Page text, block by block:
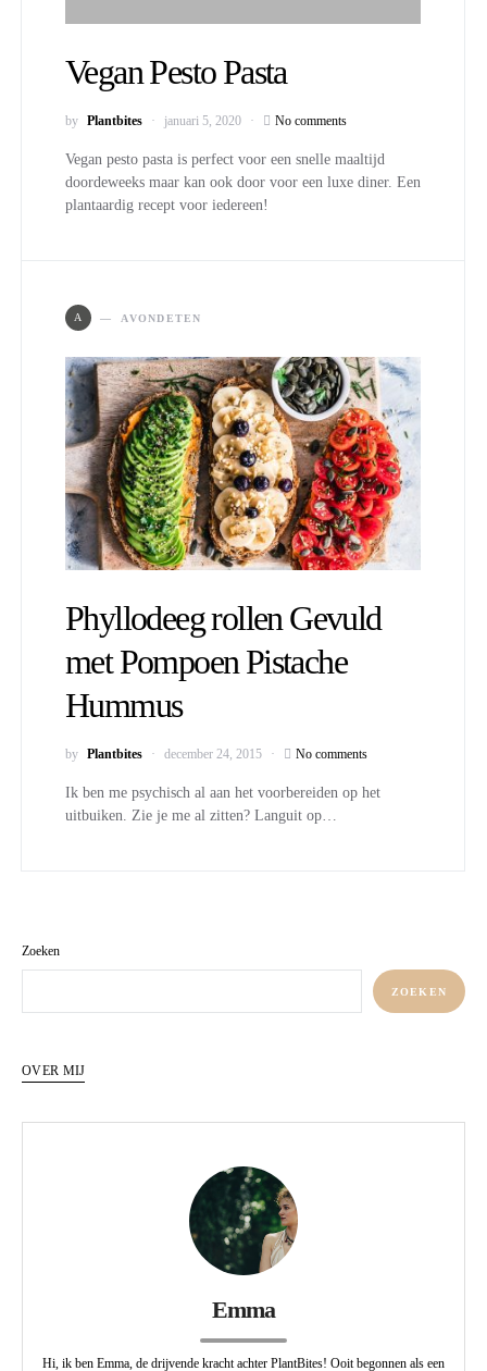
Vegan Pesto Pasta
by Plantbites januari 5, 2020 No comments
Vegan pesto pasta is perfect voor een snelle maaltijd
doordeweeks maar kan ook door voor een luxe diner. Een
plantaardig recept voor iedereen!
A AVONDETEN
Phyllodeeg rollen Gevuld
met Pompoen Pistache
Hummus
by Plantbites december 24, 2015 No comments
Ik ben me psychisch al aan het voorbereiden op het
uitbuiken. Zie je me al zitten? Languit op…
Zoeken
ZOEKEN
OVER MIJ
Emma
Hi, ik ben Emma, de drijvende kracht achter PlantBites! Ooit begonnen als een